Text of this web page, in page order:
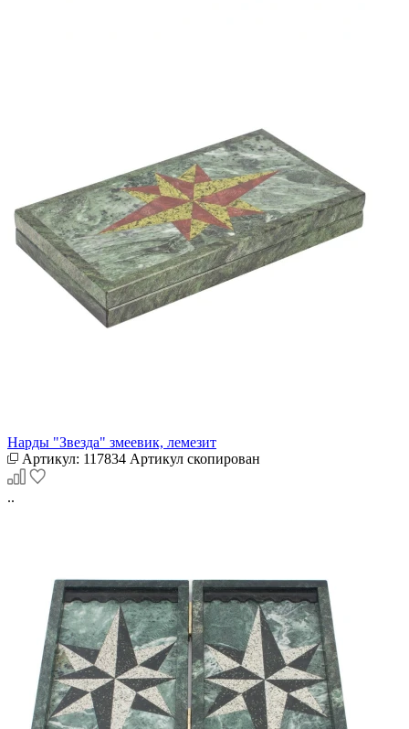
Нарды "Звезда" змеевик, лемезит
Артикул: 117834 Артикул скопирован
..